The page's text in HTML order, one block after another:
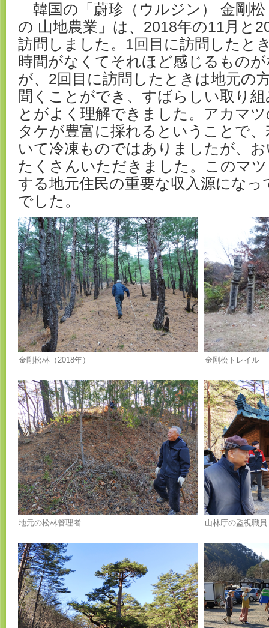
韓国の「蔚珍（ウルジン） 金剛
の 山地農業」は、2018年の11月と
訪問しました。1回目に訪問したと
時間がなくてそれほど感じるもの
が、2回目に訪問したときは地元の
聞くことができ、すばらしい取り
とがよく理解できました。アカマ
タケが豊富に採れるということで
いて冷凍ものではありましたが、
たくさんいただきました。このマ
する地元住民の重要な収入源にな
でした。
金剛松林（2018年） 金剛松トレイル
地元の松林管理者 山林庁の監視職員